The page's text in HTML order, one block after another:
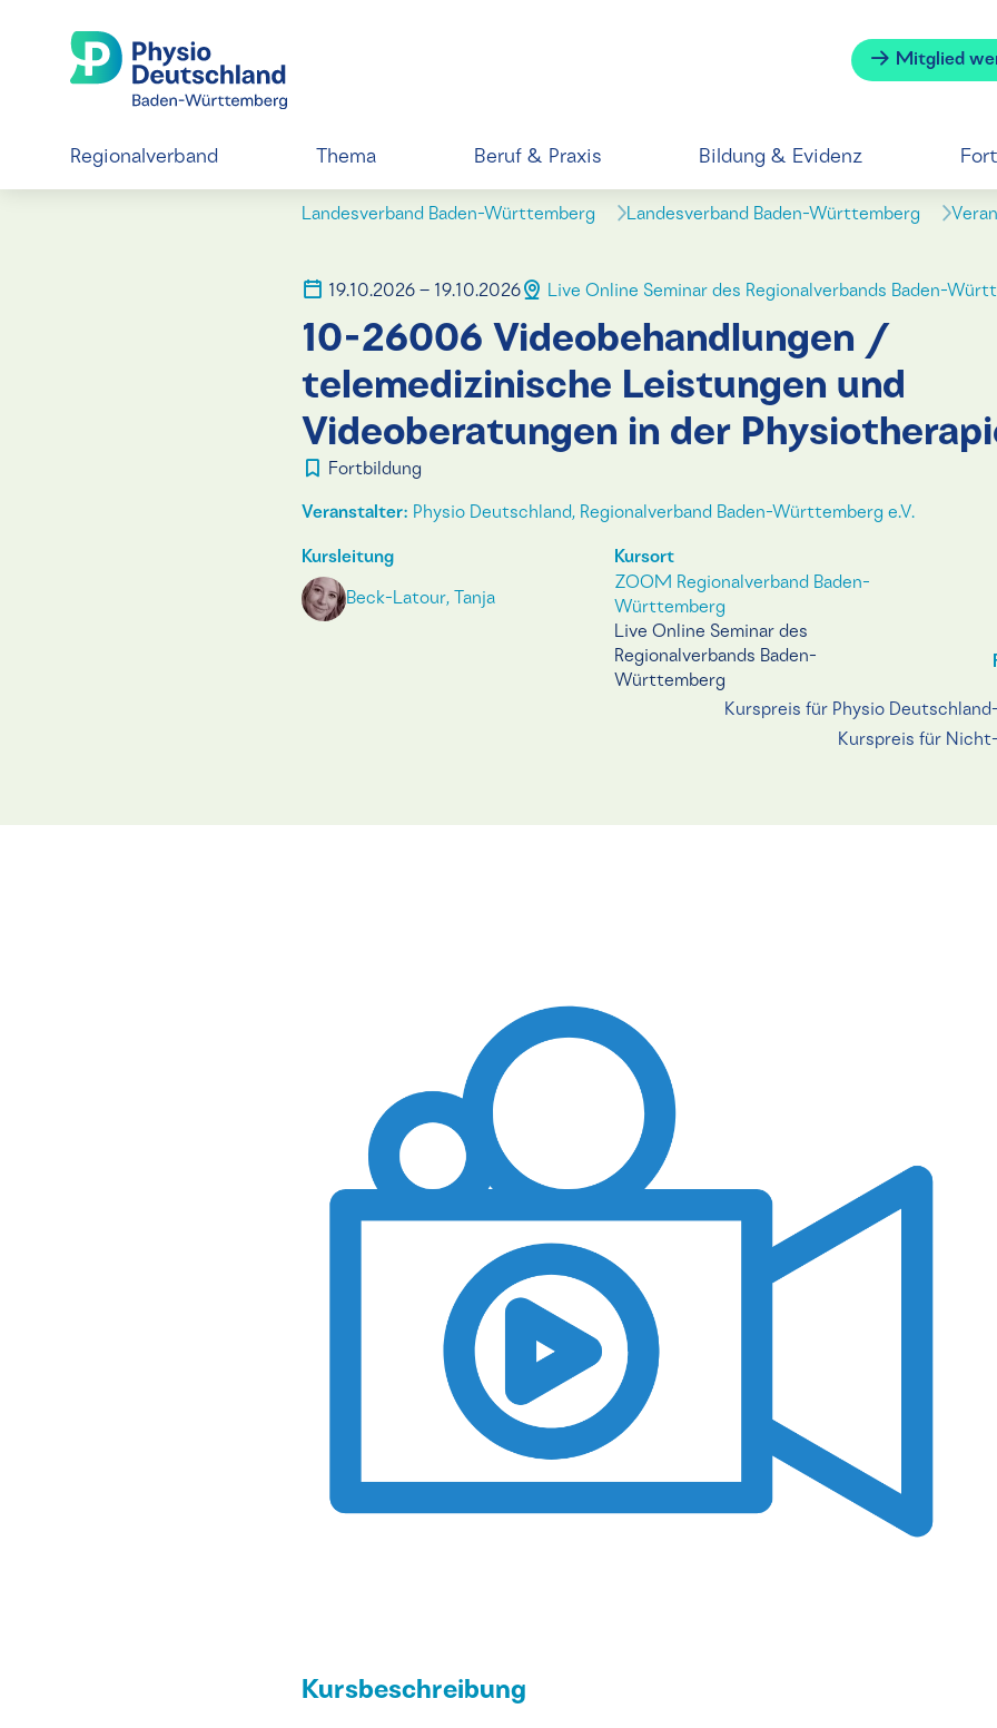
Mitglied
Regionalverband Thema Beruf & Praxis Bildung & Evidenz
Landesverband Baden-Württemberg Landesverband Baden-Württemberg
19.10.2026 – 19.10.2026 Live Online Seminar des Regionalverbands Baden-
10-26006 Videobehandlungen /
telemedizinische Leistungen und
Videoberatungen in der
Fortbildung
Veranstalter: Physio Deutschland, Regionalverband Baden-Württemberg e.V.
Kursleitung
Beck-Latour, Tanja
Kursort
ZOOM Regionalverband Baden-
Württemberg
Live Online Seminar des
Regionalverbands Baden-
Württemberg
Kurspreis für Physio
Kurspreis für
Kursbeschreibung